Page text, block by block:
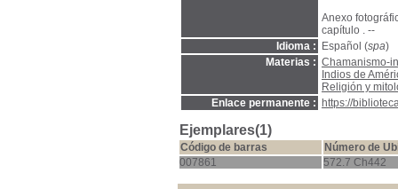
Anexo
capítulo . --
Idioma :
Español (spa)
Materias : Chamanismo-
Indios de
Religión y
Enlace permanente :
https://
Ejemplares(1)
Código de barras
Número de
007861
572.7 Ch442